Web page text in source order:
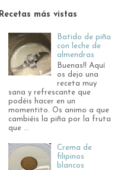
Recetas más vistas
Batido de piña
con leche de
almendras
Buenas!! Aquí
os dejo una
receta muy
sana y refrescante que
podéis hacer en un
momentito. Os animo a que
cambiéis la piña por la fruta
que ...
Crema de
filipinos
blancos